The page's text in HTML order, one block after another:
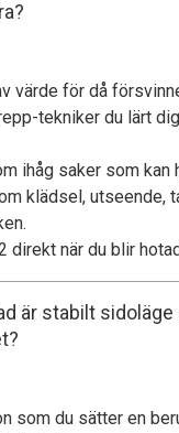
värde för då
tekniker du lärt
ihåg saker som kan
klädsel, utseende,
direkt när du blir
är stabilt sidoläge
som du sätter en